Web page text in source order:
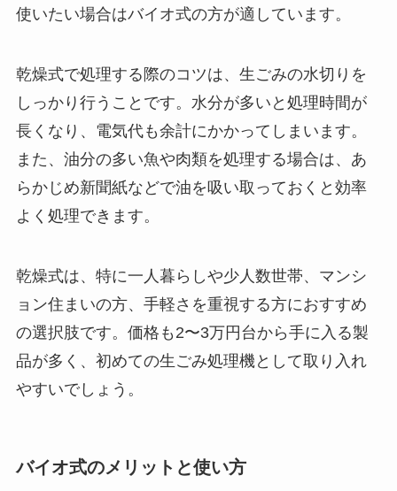
使いたい場合はバイオ式の方が適しています。
乾燥式で処理する際のコツは、生ごみの水切りを
しっかり行うことです。水分が多いと処理時間が
長くなり、電気代も余計にかかってしまいます。
また、油分の多い魚や肉類を処理する場合は、あ
らかじめ新聞紙などで油を吸い取っておくと効率
よく処理できます。
乾燥式は、特に一人暮らしや少人数世帯、マンシ
ョン住まいの方、手軽さを重視する方におすすめ
の選択肢です。価格も2〜3万円台から手に入る製
品が多く、初めての生ごみ処理機として取り入れ
やすいでしょう。
バイオ式のメリットと使い方